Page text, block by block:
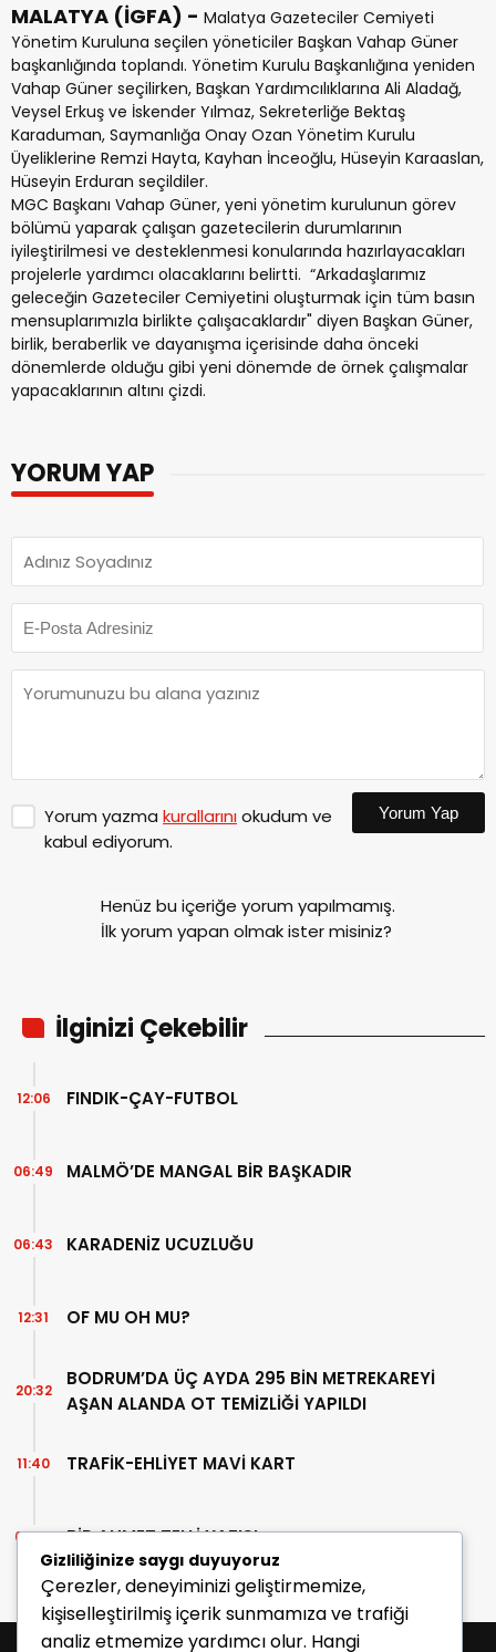
MALATYA (İGFA) - Malatya Gazeteciler Cemiyeti
Yönetim Kuruluna seçilen yöneticiler Başkan Vahap Güner
başkanlığında toplandı. Yönetim Kurulu Başkanlığına yeniden
Vahap Güner seçilirken, Başkan Yardımcılıklarına Ali Aladağ,
Veysel Erkuş ve İskender Yılmaz, Sekreterliğe Bektaş
Karaduman, Saymanlığa Onay Ozan Yönetim Kurulu
Üyeliklerine Remzi Hayta, Kayhan İnceoğlu, Hüseyin Karaaslan,
Hüseyin Erduran seçildiler.
MGC Başkanı Vahap Güner, yeni yönetim kurulunun görev
bölümü yaparak çalışan gazetecilerin durumlarının
iyileştirilmesi ve desteklenmesi konularında hazırlayacakları
projelerle yardımcı olacaklarını belirtti. “Arkadaşlarımız
geleceğin Gazeteciler Cemiyetini oluşturmak için tüm basın
mensuplarımızla birlikte çalışacaklardır" diyen Başkan Güner,
birlik, beraberlik ve dayanışma içerisinde daha önceki
dönemlerde olduğu gibi yeni dönemde de örnek çalışmalar
yapacaklarının altını çizdi.
YORUM YAP
Yorum yazma kurallarınıokudum ve
kabul ediyorum.
Yorum Yap
Henüz bu içeriğe yorum yapılmamış.
İlk yorum yapan olmak ister misiniz?
İlginizi Çekebilir
FINDIK-ÇAY-FUTBOL
12:06
MALMÖ’DE MANGAL BİR BAŞKADIR
06:49
KARADENİZ UCUZLUĞU
06:43
OF MU OH MU?
12:31
BODRUM’DA ÜÇ AYDA 295 BİN METREKAREYİ
AŞAN ALANDA OT TEMİZLİĞİ YAPILDI
20:32
TRAFİK-EHLİYET MAVİ KART
11:40
BİR AHMET TELLİ YAZISI
07:30
Gizliliğinize saygı duyuyoruz
Çerezler, deneyiminizi geliştirmemize,
kişiselleştirilmiş içerik sunmamıza ve trafiği
analiz etmemize yardımcı olur. Hangi